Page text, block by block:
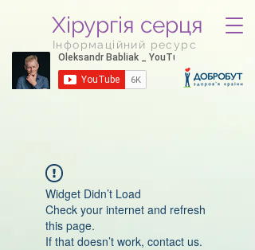
Хірургія серця
Інформаційний ресурс
Widget Didn’t Load
Check your internet and refresh
this page.
If that doesn’t work, contact us.